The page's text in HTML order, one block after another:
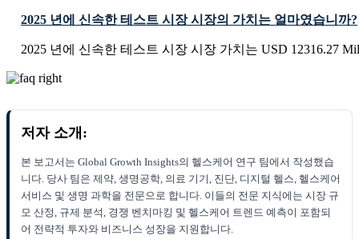
2025 년에 신속한 테스트 시장 시장의 가치는 얼마였습니까?
2025 년에 신속한 테스트 시장 시장 가치는 USD 12316.27
저자 소개:
본 보고서는 Global Growth Insights의 헬스케어 연구 팀에서 작성했습
니다. 당사 팀은 제약, 생명공학, 의료 기기, 진단, 디지털 헬스, 헬스케어
서비스 및 생명 과학을 전문으로 합니다. 이들의 전문 지식에는 시장 규
모 산정, 규제 분석, 경쟁 벤치마킹 및 헬스케어 트렌드 예측이 포함되
어 전략적 투자와 비즈니스 성장을 지원합니다.